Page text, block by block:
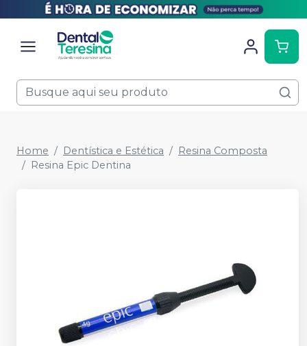
Home Dentística e Estética
Resina Composta
Resina Epic Dentina